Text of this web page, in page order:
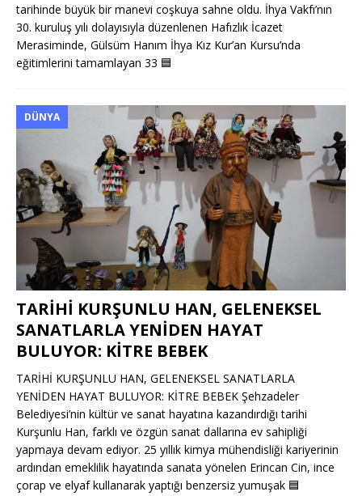
tarihinde büyük bir manevi coşkuya sahne oldu. İhya Vakfı’nın
30. kuruluş yılı dolayısıyla düzenlenen Hafızlık İcazet
Merasiminde, Gülsüm Hanım İhya Kız Kur’an Kursu’nda
eğitimlerini tamamlayan 33 🟦
DÜNYA
TARİHİ KURŞUNLU HAN, GELENEKSEL
SANATLARLA YENİDEN HAYAT
BULUYOR: KİTRE BEBEK
TARİHİ KURŞUNLU HAN, GELENEKSEL SANATLARLA
YENİDEN HAYAT BULUYOR: KİTRE BEBEK Şehzadeler
Belediyesi’nin kültür ve sanat hayatına kazandırdığı tarihi
Kurşunlu Han, farklı ve özgün sanat dallarına ev sahipliği
yapmaya devam ediyor. 25 yıllık kimya mühendisliği kariyerinin
ardından emeklilik hayatında sanata yönelen Erincan Cin, ince
çorap ve elyaf kullanarak yaptığı benzersiz yumuşak 🟦